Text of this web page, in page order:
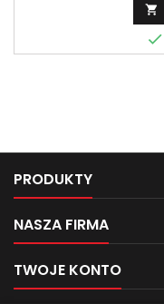


PRODUKTY
NASZA FIRMA
TWOJE KONTO